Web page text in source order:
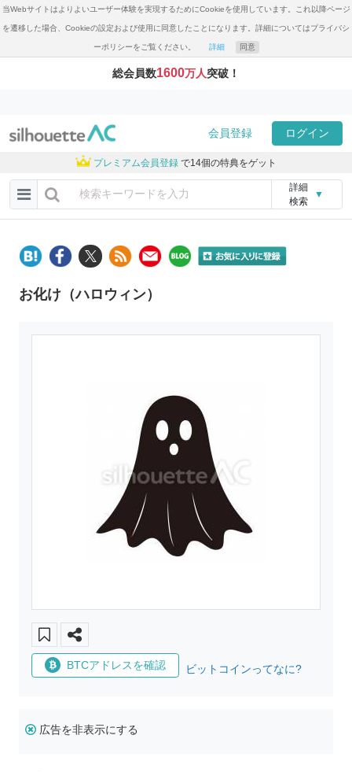
当Webサイトはよりよいユーザー体験を実現するためにCookieを使用しています。これ以降ページ
を遷移した場合、Cookieの設定および使用に同意したことになります。詳細についてはプライバシ
ーポリシーをご覧ください。 詳細 同意
総会員数1600万人突破！
会員登録 ログイン
プレミアム会員登録 で14個の特典をゲット
詳細
検索
▼
お化け（ハロウィン）
BTCアドレスを確認 ビットコインってなに?
広告を非表示にする